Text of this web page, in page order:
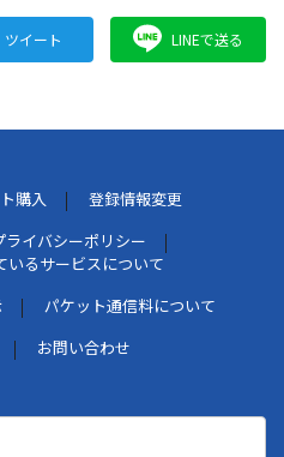
ツイート LINEで送る
購入
登録情報変更
ライバシーポリシー
いるサービスについて
パケット通信料について
お問い合わせ